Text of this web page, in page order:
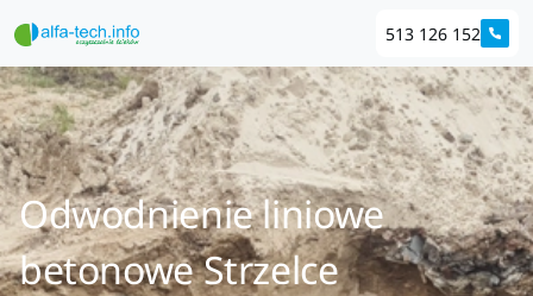
513 126 152
Odwodnienie liniowe
betonowe Strzelce